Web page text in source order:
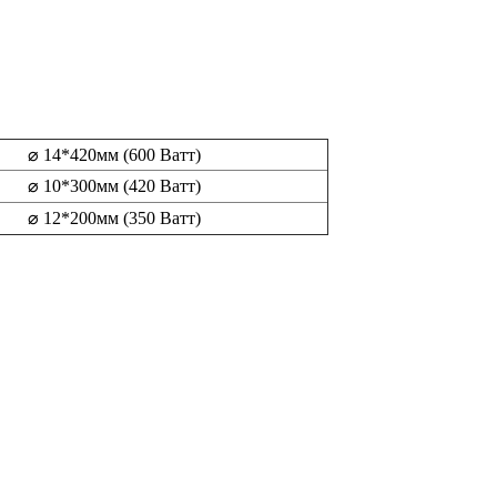
⌀ 14*420мм (600 Ватт)
⌀ 10*300мм (420 Ватт)
⌀ 12*200мм (350 Ватт)